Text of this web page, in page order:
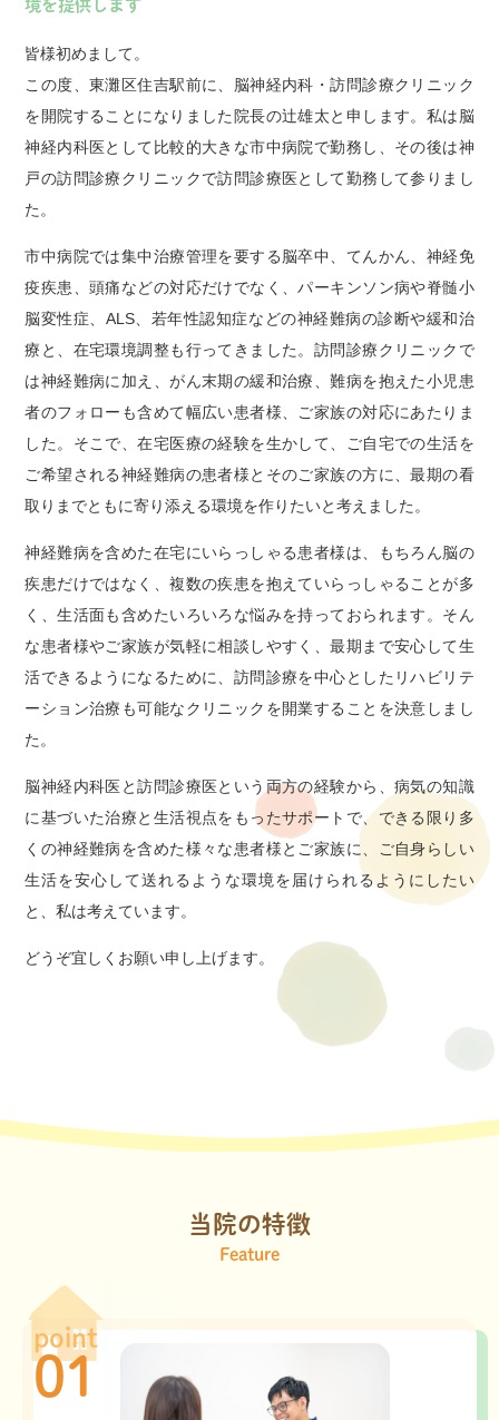
境を提供します
皆様初めまして。
この度、東灘区住吉駅前に、脳神経内科・訪問診療クリニック
を開院することになりました院長の辻雄太と申します。私は脳
神経内科医として比較的大きな市中病院で勤務し、その後は神
戸の訪問診療クリニックで訪問診療医として勤務して参りまし
た。
市中病院では集中治療管理を要する脳卒中、てんかん、神経免
疫疾患、頭痛などの対応だけでなく、パーキンソン病や脊髄小
脳変性症、ALS、若年性認知症などの神経難病の診断や緩和治
療と、在宅環境調整も行ってきました。訪問診療クリニックで
は神経難病に加え、がん末期の緩和治療、難病を抱えた小児患
者のフォローも含めて幅広い患者様、ご家族の対応にあたりま
した。そこで、在宅医療の経験を生かして、ご自宅での生活を
ご希望される神経難病の患者様とそのご家族の方に、最期の看
取りまでともに寄り添える環境を作りたいと考えました。
神経難病を含めた在宅にいらっしゃる患者様は、もちろん脳の
疾患だけではなく、複数の疾患を抱えていらっしゃることが多
く、生活面も含めたいろいろな悩みを持っておられます。そん
な患者様やご家族が気軽に相談しやすく、最期まで安心して生
活できるようになるために、訪問診療を中心としたリハビリテ
ーション治療も可能なクリニックを開業することを決意しまし
た。
脳神経内科医と訪問診療医という両方の経験から、病気の知識
に基づいた治療と生活視点をもったサポートで、できる限り多
くの神経難病を含めた様々な患者様とご家族に、ご自身らしい
生活を安心して送れるような環境を届けられるようにしたい
と、私は考えています。
どうぞ宜しくお願い申し上げます。
当院の特徴
point
01